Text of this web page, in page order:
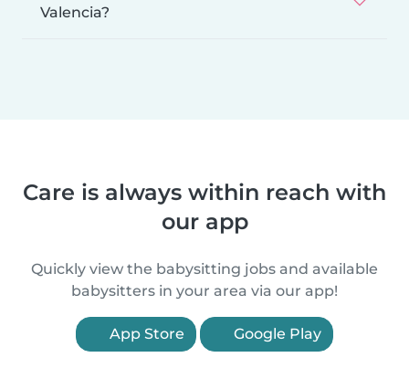
Valencia?
Care is always within reach with
our app
Quickly view the babysitting jobs and available
babysitters in your area via our app!
App Store Google Play